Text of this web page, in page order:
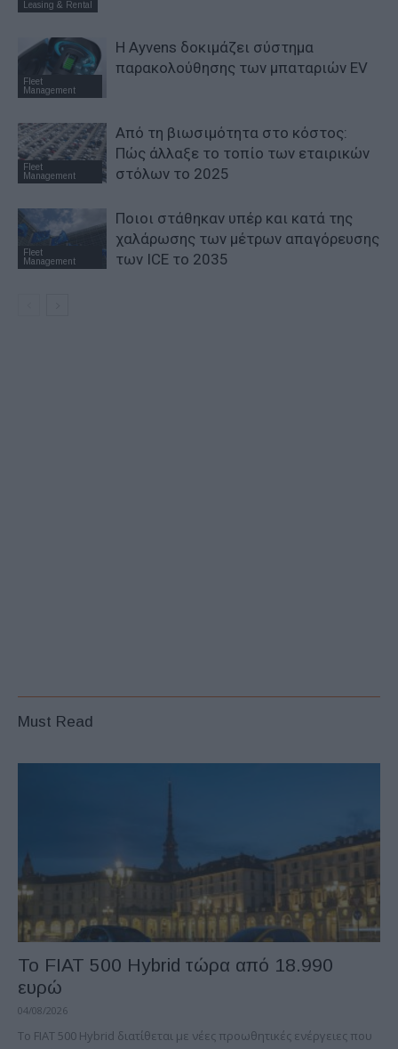
Leasing & Rental
Fleet
Management
Η Ayvens δοκιμάζει σύστημα
παρακολούθησης των μπαταριών EV
Fleet
Management
Από τη βιωσιμότητα στο κόστος:
Πώς άλλαξε το τοπίο των εταιρικών
στόλων το 2025
Fleet
Management
Ποιοι στάθηκαν υπέρ και κατά της
χαλάρωσης των μέτρων απαγόρευσης
των ICE το 2035
Must Read
Το FIAT 500 Hybrid τώρα από 18.990
ευρώ
04/08/2026
Το FIAT 500 Hybrid διατίθεται με νέες προωθητικές ενέργειες που